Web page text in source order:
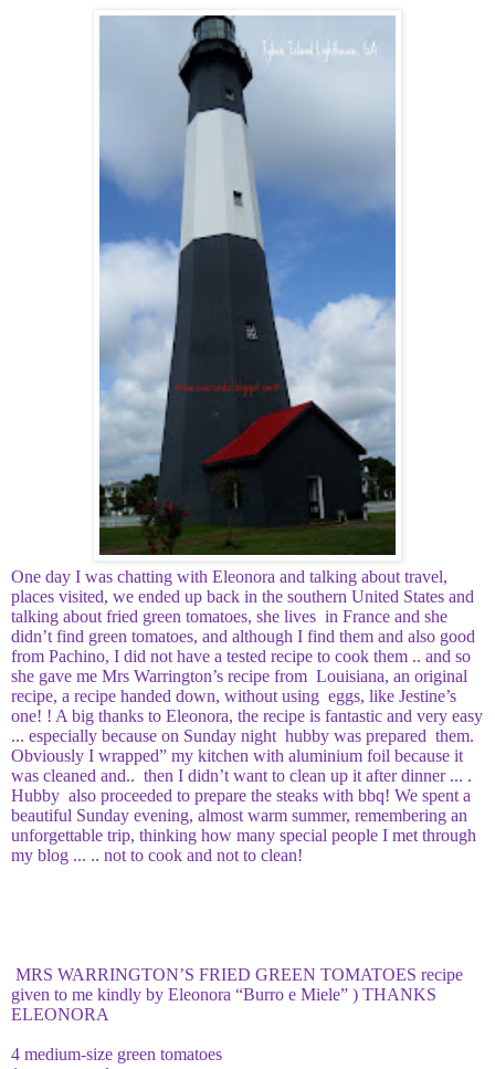
One day I was chatting with Eleonora and talking about travel,
places visited, we ended up back in the southern United States and
talking about fried green tomatoes, she lives in France and she
didn’t find green tomatoes, and although I find them and also good
from Pachino, I did not have a tested recipe to cook them .. and so
she gave me Mrs Warrington’s recipe from Louisiana, an original
recipe, a recipe handed down, without using eggs, like Jestine’s
one! ! A big thanks to Eleonora, the recipe is fantastic and very easy
... especially because on Sunday night hubby was prepared them.
Obviously I wrapped” my kitchen with aluminium foil because it
was cleaned and.. then I didn’t want to clean up it after dinner ... .
Hubby also proceeded to prepare the steaks with bbq! We spent a
beautiful Sunday evening, almost warm summer, remembering an
unforgettable trip, thinking how many special people I met through
my blog ... .. not to cook and not to clean!
MRS WARRINGTON’S FRIED GREEN TOMATOES recipe
given to me kindly by Eleonora “Burro e Miele” ) THANKS
ELEONORA
4 medium-size green tomatoes